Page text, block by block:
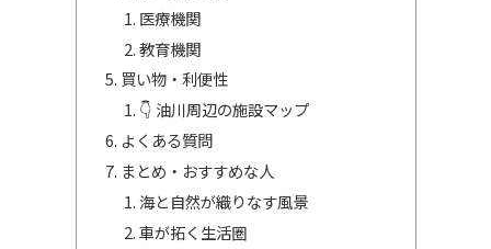
医療機関
教育機関
買い物・利便性
👇 油川周辺の施設マップ
よくある質問
まとめ・おすすめな人
海と自然が織りなす風景
車が拓く生活圏